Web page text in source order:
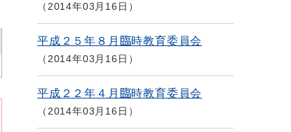
2014年03月16日
平成２５年８月臨時教育委員会
2014年03月16日
平成２２年４月臨時教育委員会
2014年03月16日